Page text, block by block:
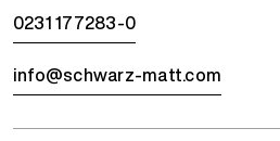
0231 177283-0
info@schwarz-matt.com